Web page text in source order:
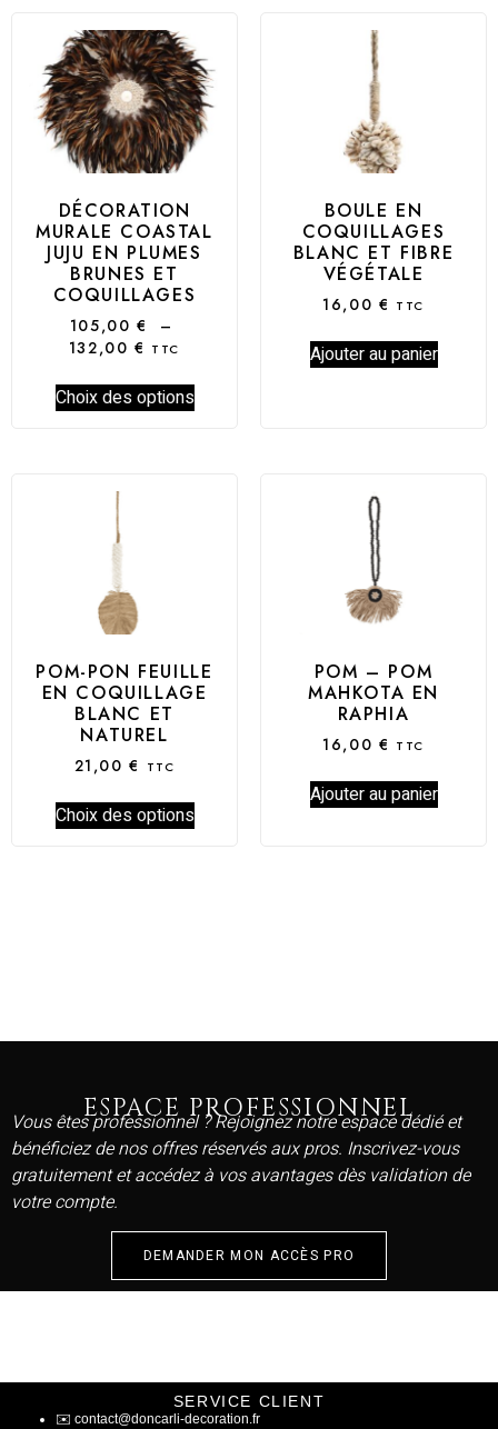
DÉCORATION
MURALE COASTAL
JUJU EN PLUMES
BRUNES ET
COQUILLAGES
105,00€
–
132,00€ TTC
Choix des options
BOULE EN
COQUILLAGES
BLANC ET FIBRE
VÉGÉTALE
16,00 € TTC
Ajouter au panier
POM-PON FEUILLE
EN COQUILLAGE
BLANC ET
NATUREL
21,00€ TTC
Choix des options
POM – POM
MAHKOTA EN
RAPHIA
16,00 € TTC
Ajouter au panier
ESPACE PROFESSIONNEL
Vous êtes professionnel ? Rejoignez notre espace dédié et
bénéficiez de nos offres réservés aux pros. Inscrivez-vous
gratuitement et accédez à vos avantages dès validation de
votre compte.
DEMANDER MON ACCÈS PRO
SERVICE CLIENT
✉️ contact@doncarli-decoration.fr